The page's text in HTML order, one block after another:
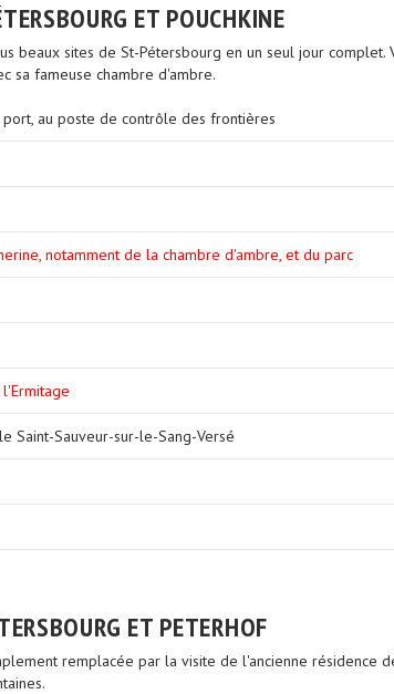
ET POUCHKINE
beaux sites de St-Pétersbourg en un seul jour complet.
sa fameuse chambre d'ambre.
au poste de contrôle des frontières
notamment de la chambre d'ambre, et du parc
Saint-Sauveur-sur-le-Sang-Versé
ET PETERHOF
remplacée par la visite de l'ancienne résidence